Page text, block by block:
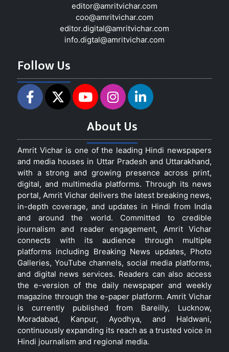
editor@amritvichar.com
coo@amritvichar.com
editor.digital@amritvichar.com
info.digtal@amritvichar.com
Follow Us
About Us
Amrit Vichar is one of the leading Hindi newspapers
and media houses in Uttar Pradesh and Uttarakhand,
with a strong and growing presence across print,
digital, and multimedia platforms. Through its news
portal, Amrit Vichar delivers the latest breaking news,
in-depth coverage, and updates in Hindi from India
and around the world. Committed to credible
journalism and reader engagement, Amrit Vichar
connects with its audience through multiple
platforms including Breaking News updates, Photo
Galleries, YouTube channels, social media platforms,
and digital news services. Readers can also access
the e-version of the daily newspaper and weekly
magazine through the e-paper platform. Amrit Vichar
is currently published from Bareilly, Lucknow,
Moradabad, Kanpur, Ayodhya, and Haldwani,
continuously expanding its reach as a trusted voice in
Hindi journalism and regional media.